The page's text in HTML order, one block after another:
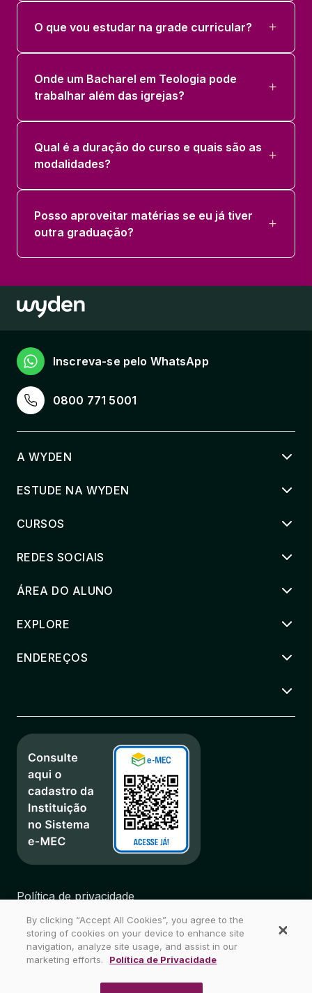
METODOLOGIA CIENTÍFICA
66 horas
GREGO BIBLICO
HERMENEUTICA FILOSOFICA
33 horas
COR. TEOLOGICAS
66 horas
INTRODUCAO AO NOVO TESTAMENTO
66 horas
TEOLOGIA SISTEMATICA II
ESTAGIO SUP. EM TEOLOGIA I
HERMENEUTICA BIBLICA
66 horas
TEOLOGIA SISTEMATICA III
66 horas
ACONSELHAMENTO
66 horas
DIREITOS HUMANOS
66 horas
ESTAGIO SUP. EM TEOLOGIA II
PRATICA DE PESQUISA EM TEOLOGIA
83 horas
O que vou estudar na grade curricular?
Onde um Bacharel em Teologia pode
trabalhar além das igrejas?
Qual é a duração do curso e quais são as
modalidades?
Posso aproveitar matérias se eu já tiver
outra graduação?
0800 771 5001
Inscreva-se pelo WhatsApp
A WYDEN
ESTUDE NA WYDEN
CURSOS
REDES SOCIAIS
ÁREA DO ALUNO
EXPLORE
ENDEREÇOS
Política de privacidade
Biblioteca
Mapa do Site
By clicking “Accept All Cookies”, you agree to the
storing of cookies on your device to enhance site
navigation, analyze site usage, and assist in our
marketing efforts.
Política de Privacidade